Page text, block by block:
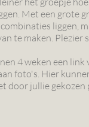
Met een grote
liggen,
te maken.
4 weken een link
foto's. Hier
door jullie gekozen